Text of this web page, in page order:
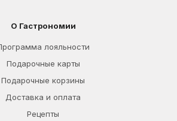
О Гастрономии
лояльности
Подарочные карты
Подарочные корзины
Доставка и оплата
Рецепты